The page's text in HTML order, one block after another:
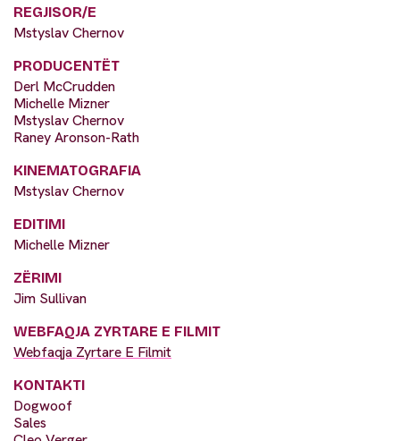
REGJISOR/E
Mstyslav Chernov
PRODUCENTËT
Derl McCrudden
Michelle Mizner
Mstyslav Chernov
Raney Aronson-Rath
KINEMATOGRAFIA
Mstyslav Chernov
EDITIMI
Michelle Mizner
ZËRIMI
Jim Sullivan
WEBFAQJA ZYRTARE E FILMIT
Webfaqja Zyrtare E Filmit
KONTAKTI
Dogwoof
Sales